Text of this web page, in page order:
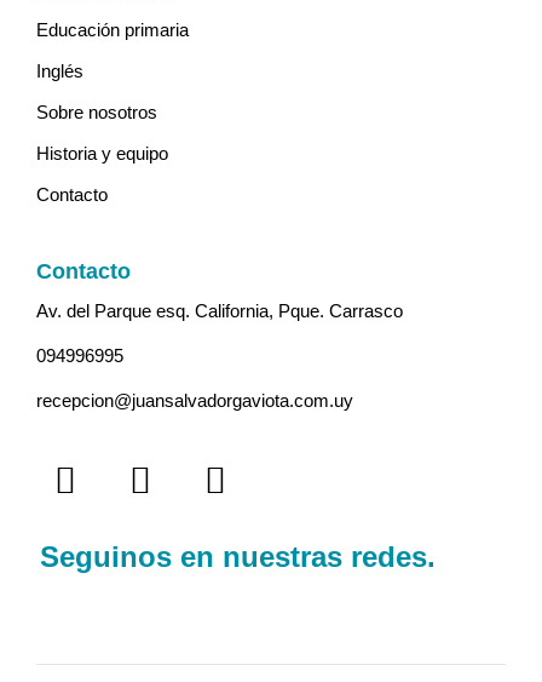
Educación primaria
Inglés
Sobre nosotros
Historia y equipo
Contacto
Contacto
Av. del Parque esq. California, Pque. Carrasco
094996995
recepcion@juansalvadorgaviota.com.uy
Seguinos en nuestras redes.